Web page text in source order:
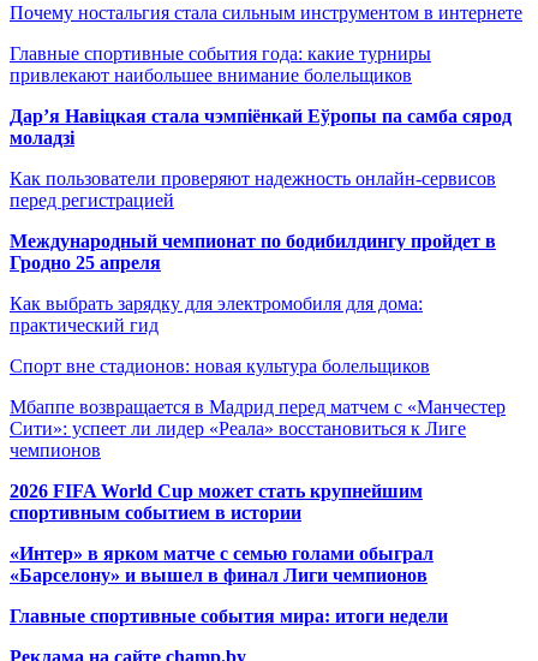
Почему ностальгия стала сильным инструментом в интернете
Главные спортивные события года: какие турниры
привлекают наибольшее внимание болельщиков
Дар’я Навіцкая стала чэмпіёнкай Еўропы па самба сярод
моладзі
Как пользователи проверяют надежность онлайн-сервисов
перед регистрацией
Международный чемпионат по бодибилдингу пройдет в
Гродно 25 апреля
Как выбрать зарядку для электромобиля для дома:
практический гид
Спорт вне стадионов: новая культура болельщиков
Мбаппе возвращается в Мадрид перед матчем с «Манчестер
Сити»: успеет ли лидер «Реала» восстановиться к Лиге
чемпионов
2026 FIFA World Cup может стать крупнейшим
спортивным событием в истории
«Интер» в ярком матче с семью голами обыграл
«Барселону» и вышел в финал Лиги чемпионов
Главные спортивные события мира: итоги недели
Реклама на сайте champ.by